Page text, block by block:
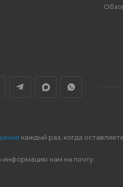
каждый раз, когда
информацию нам на почту.